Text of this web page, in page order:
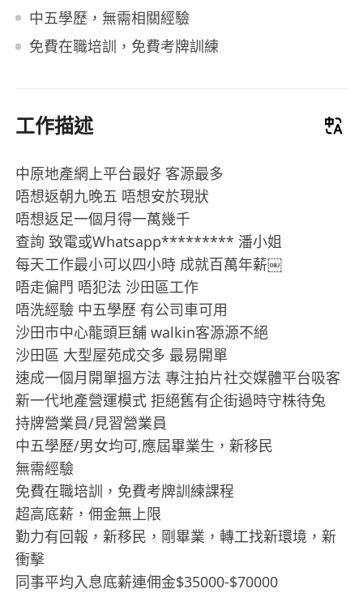
中五學歷，無需相關經驗
免費在職培訓，免費考牌訓練
工作描述
中原地產網上平台最好 客源最多
唔想返朝九晚五 唔想安於現狀
唔想返足一個月得一萬幾千
查詢 致電或Whatsapp********* 潘小姐
每天工作最小可以四小時 成就百萬年薪￼
唔走偏門 唔犯法 沙田區工作
唔洗經驗 中五學歷 有公司車可用
沙田市中心龍頭巨舖 walkin客源源不絕
沙田區 大型屋苑成交多 最易開單
速成一個月開單搵方法 專注拍片社交媒體平台吸客
新一代地產營運模式 拒絕舊有企街過時守株待兔
持牌營業員/見習營業員
中五學歷/男女均可,應屆畢業生，新移民
無需經驗
免費在職培訓，免費考牌訓練課程
超高底薪，佣金無上限
勤力有回報，新移民，剛畢業，轉工找新環境，新
衝擊
同事平均入息底薪連佣金$35000-$70000